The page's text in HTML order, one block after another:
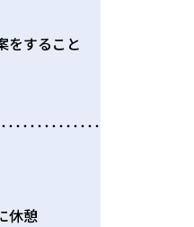
をすること
休憩